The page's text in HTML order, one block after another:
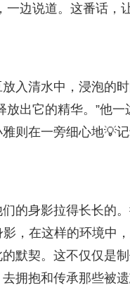
一边说道。这番话
入清水中，浸泡的
放出它的精华。”他
则在一旁细心地💡
的身影拉得长长的
，在这样的环境中
默契。这不仅仅是
拥抱和传承那些被遗